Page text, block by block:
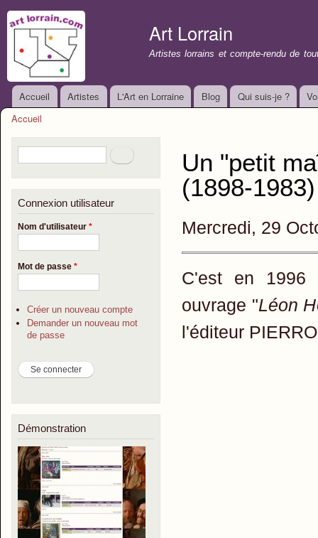
Art Lorrain
Artistes lorrains et compte-rendu de
Menu principal
Accueil Artistes L'Art en Lorraine Blog Qui suis-je ?
Accueil
Formulaire de rechercheRechercher
Connexion utilisateur
Nom d'utilisateur *
Mot de passe *
Créer un nouveau compte
Demander un nouveau mot
de passe
Démonstration
Un "petit
(1898-1983)
Mercredi, 29
C'est en 1996
ouvrage "Léon
l'éditeur